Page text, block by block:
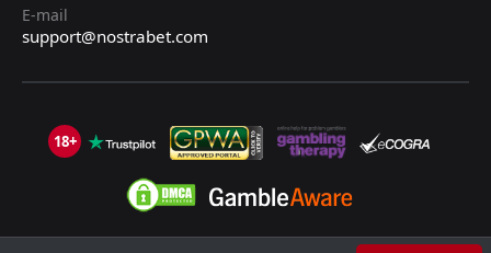
E-mail
support@nostrabet.com
18+